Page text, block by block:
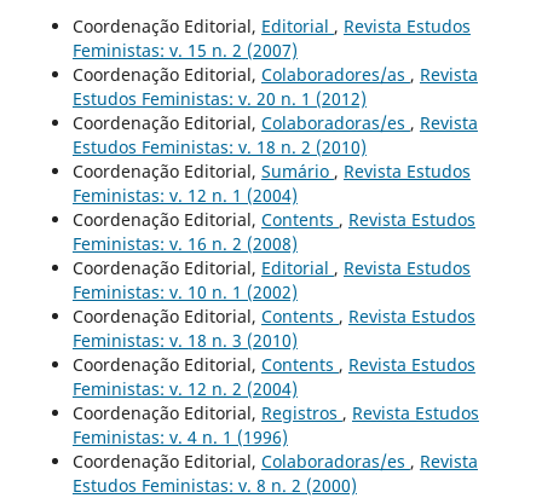
Coordenação Editorial, Editorial , Revista Estudos
Feministas: v. 15 n. 2 (2007)
Coordenação Editorial, Colaboradores/as , Revista
Estudos Feministas: v. 20 n. 1 (2012)
Coordenação Editorial, Colaboradoras/es , Revista
Estudos Feministas: v. 18 n. 2 (2010)
Coordenação Editorial, Sumário , Revista Estudos
Feministas: v. 12 n. 1 (2004)
Coordenação Editorial, Contents , Revista Estudos
Feministas: v. 16 n. 2 (2008)
Coordenação Editorial, Editorial , Revista Estudos
Feministas: v. 10 n. 1 (2002)
Coordenação Editorial, Contents , Revista Estudos
Feministas: v. 18 n. 3 (2010)
Coordenação Editorial, Contents , Revista Estudos
Feministas: v. 12 n. 2 (2004)
Coordenação Editorial, Registros , Revista Estudos
Feministas: v. 4 n. 1 (1996)
Coordenação Editorial, Colaboradoras/es , Revista
Estudos Feministas: v. 8 n. 2 (2000)